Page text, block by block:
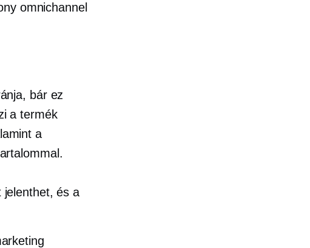
omnichannel
bár ez
a termék
a
jelenthet, és a